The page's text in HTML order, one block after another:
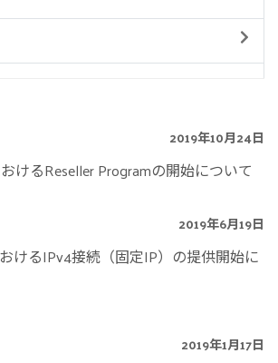
2019年10月24日
けるReseller Programの開始について
2019年6月19日
けるIPv4接続（固定IP）の提供開始に
2019年1月17日